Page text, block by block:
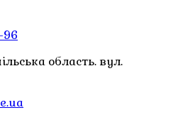
96
область. вул.